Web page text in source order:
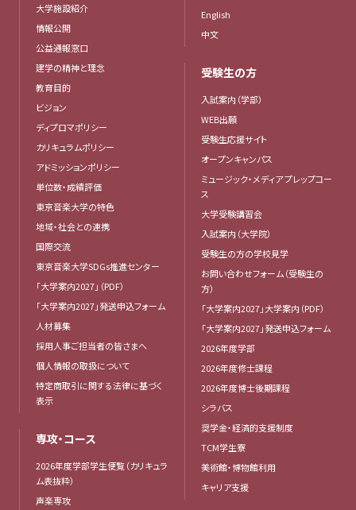
大学施設紹介
情報公開
公益通報窓口
建学の精神と理念
教育目的
ビジョン
ディプロマポリシー
カリキュラムポリシー
アドミッションポリシー
単位数・成績評価
東京音楽大学の特色
地域・社会との連携
国際交流
東京音楽大学SDGs推進センター
「大学案内2027」（PDF）
「大学案内2027」発送申込フォーム
人材募集
採用人事ご担当者の皆さまへ
個人情報の取扱について
特定商取引に関する法律に基づく
表示
専攻・コース
2026年度学部学生便覧（カリキュラ
ム表抜粋）
声楽専攻
English
中文
受験生の方
入試案内（学部）
WEB出願
受験生応援サイト
オープンキャンパス
ミュージック・メディア プレップコー
ス
大学受験講習会
入試案内（大学院）
受験生の方の学校見学
お問い合わせフォーム（受験生の
方）
「大学案内2027」大学案内（PDF）
「大学案内2027」発送申込フォーム
2026年度学部
2026年度修士課程
2026年度博士後期課程
シラバス
奨学金・経済的支援制度
TCM学生寮
美術館・博物館利用
キャリア支援